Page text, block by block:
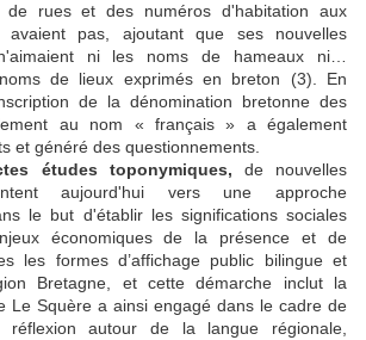
de rues et des numéros d'habitation aux
pas, ajoutant que ses nouvelles
ni les noms de hameaux ni…
de lieux exprimés en breton (3). En
de la dénomination bretonne des
au nom « français » a également
et généré des questionnements.
études toponymiques, de nouvelles
aujourd'hui vers une approche
le but d'établir les significations sociales
économiques de la présence et de
les formes d’affichage public bilingue et
Bretagne, et cette démarche inclut la
Le Squère a ainsi engagé dans le cadre de
autour de la langue régionale,